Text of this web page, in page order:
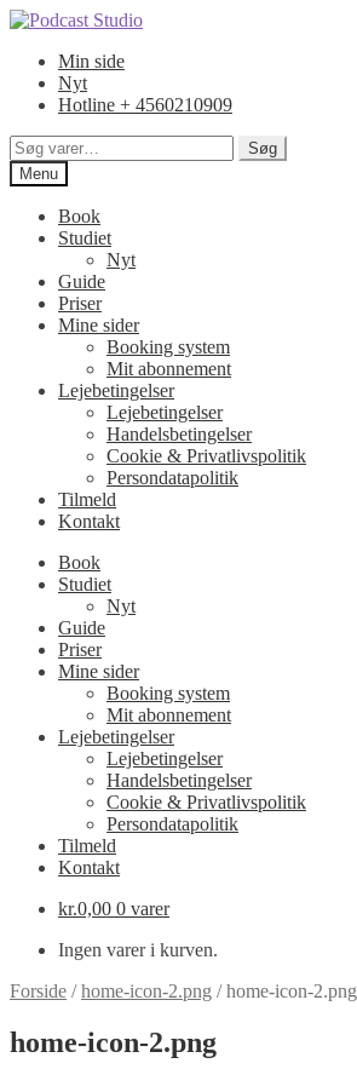
Spring
navigation
Spring
indholdMin side
Nyt
Hotline + 4560210909
Søg
efter:
Søg
Menu
Book
Studiet
Nyt
Guide
Priser
Mine sider
Booking system
Mit abonnement
Lejebetingelser
Lejebetingelser
Handelsbetingelser
Cookie & Privatlivspolitik
Persondatapolitik
Tilmeld
Kontakt
Book
Studiet
Nyt
Guide
Priser
Mine sider
Booking system
Mit abonnement
Lejebetingelser
Lejebetingelser
Handelsbetingelser
Cookie & Privatlivspolitik
Persondatapolitik
Tilmeld
Kontakt
kr.0,00 0 varer
Ingen varer i kurven.
Forside /home-icon-2.png /home-icon-2.png
home-icon-2.png